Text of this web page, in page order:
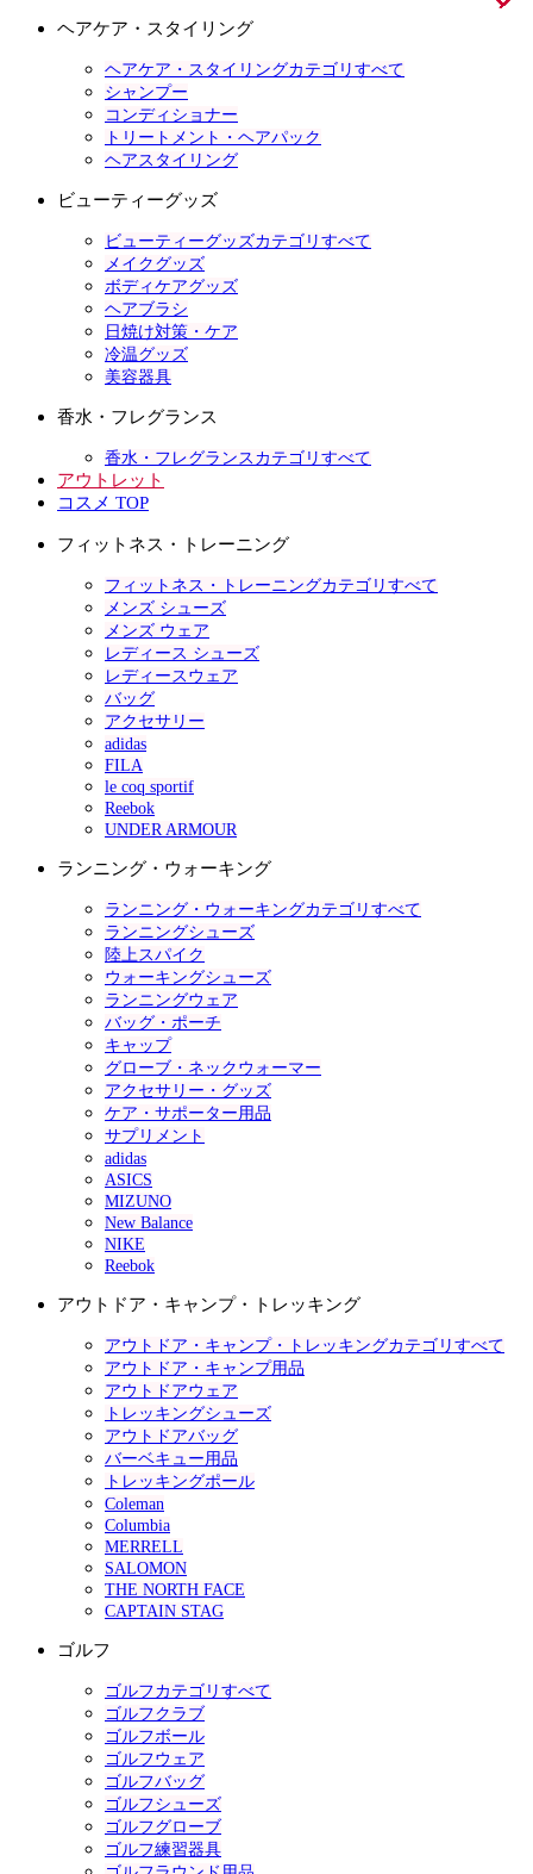
ヘアケア・スタイリング
ヘアケア・スタイリングカテゴリすべて
シャンプー
コンディショナー
トリートメント・ヘアパック
ヘアスタイリング
ビューティーグッズ
ビューティーグッズカテゴリすべて
メイクグッズ
ボディケアグッズ
ヘアブラシ
日焼け対策・ケア
冷温グッズ
美容器具
香水・フレグランス
香水・フレグランスカテゴリすべて
アウトレット
コスメ TOP
フィットネス・トレーニング
フィットネス・トレーニングカテゴリすべて
メンズ シューズ
メンズ ウェア
レディース シューズ
レディースウェア
バッグ
アクセサリー
adidas
FILA
le coq sportif
Reebok
UNDER ARMOUR
ランニング・ウォーキング
ランニング・ウォーキングカテゴリすべて
ランニングシューズ
陸上スパイク
ウォーキングシューズ
ランニングウェア
バッグ・ポーチ
キャップ
グローブ・ネックウォーマー
アクセサリー・グッズ
ケア・サポーター用品
サプリメント
adidas
ASICS
MIZUNO
New Balance
NIKE
Reebok
アウトドア・キャンプ・トレッキング
アウトドア・キャンプ・トレッキングカテゴリすべて
アウトドア・キャンプ用品
アウトドアウェア
トレッキングシューズ
アウトドアバッグ
バーベキュー用品
トレッキングポール
Coleman
Columbia
MERRELL
SALOMON
THE NORTH FACE
CAPTAIN STAG
ゴルフ
ゴルフカテゴリすべて
ゴルフクラブ
ゴルフボール
ゴルフウェア
ゴルフバッグ
ゴルフシューズ
ゴルフグローブ
ゴルフ練習器具